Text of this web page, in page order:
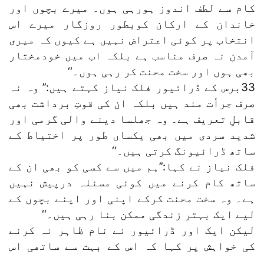
کام سے لطف اندوز ہورہی ہوں۔ میرے بچوں اور
خاندان کے ارکان کوبطور روزگار میرے اس
انتخاب پر کوئی اعتراض نہیں ہے کیوں کہ میری
آمدن نہ صرف مناسب ہے بلکہ اب میں خودمختار
بھی ہوں اور سخت محنت کر رہی ہوں۔‘‘
33برس کے ڈرائیور فلک نیاز کہتے ہیں:’’ وہ نہ
صرف جرأت مند ہیں بلکہ ان کی قوتِ برداشت بھی
قابلِ تعریف ہے۔ وہ جھلسا دینے والی گرمی اور
شدید سردی میں بھی یکساں طور پر اختیاط کے
ساتھ ڈرائیونگ کرتی ہیں۔‘‘
فلک نیاز نے کہا:’’ہم میں سے کسی کو بھی ان کے
ساتھ کام کرنے میں کوئی مسئلہ درپیش نہیں
ہے۔ وہ سخت محنت کرکے اپنی اور اپنے بچوں کے
لیے ایک بہتر زندگی ممکن بنا رہی ہیں۔‘‘
لیکن ایک اور ڈرائیور نے نام ظاہر نہ کرنے
کی خواہش پر کہا کہ اس کے بہت سے ساتھی اس